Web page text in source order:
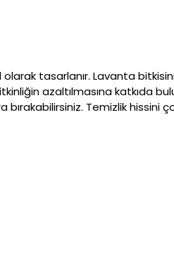
tasarlanır. Lavanta
azaltılmasına katkıda
Temizlik hissini